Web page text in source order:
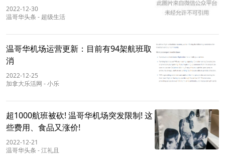
心
2022-12-30
温哥华头条 - 超级生活
温哥华机场运营更新：目前有94架航班取
消
2022-12-25
加拿大乐活网 -小乐
超1000航班被砍! 温哥华机场突发限制! 这
些费用、食品又涨价!
2022-12-21
温哥华头条 -江礼且